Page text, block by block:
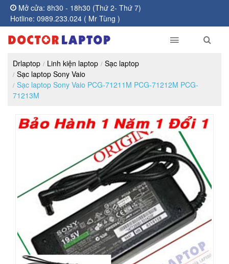
Mở cửa: 8h30 - 18h30 (Thứ 2- Thứ 7)
Hotline: 0989.233.024 ( Mr Tùng )
Drlaptop Linh kiện laptop
Sạc laptop
Sạc laptop Sony Vaio
Sạc laptop Sony Vaio PCG-71211M PCG-71212M PCG-
71213M